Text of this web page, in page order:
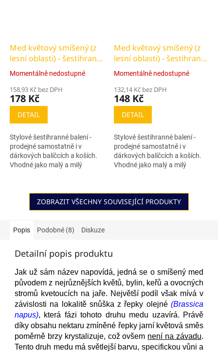
Med květový smíšený (z
lesní oblasti) - šestihran
500g
Momentálně nedostupné
158,93 Kč bez DPH
178 Kč
DETAIL
Stylové šestihranné balení -
prodejné samostatně i v
dárkových balíčcích a koších.
Vhodné jako malý a milý
Med květový smíšený (z
lesní oblasti) - šestihran
360g
Momentálně nedostupné
132,14 Kč bez DPH
148 Kč
DETAIL
Stylové šestihranné balení -
prodejné samostatně i v
dárkových balíčcích a koších.
Vhodné jako malý a milý
ZOBRAZIT VŠECHNY SOUVISEJÍCÍ PRODUKTY
Popis Podobné (8) Diskuze
Detailní popis produktu
Jak už sám název napovídá, jedná se o smíšený med
původem z nejrůznějších květů, bylin, keřů a ovocných
stromů kvetoucích na jaře. Největší podíl však mívá v
závislosti na lokalitě snůška z řepky olejné (Brassica
napus), která fázi tohoto druhu medu uzavírá. Právě
díky obsahu nektaru zmíněné řepky jarní květová směs
poměrně brzy krystalizuje, což ovšem není na závadu.
Tento druh medu má světlejší barvu, specifickou vůni a